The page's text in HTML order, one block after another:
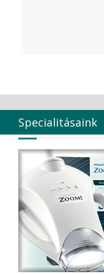
Specialitásaink